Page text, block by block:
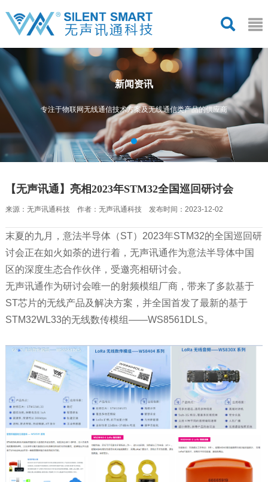
新闻资讯
专注于物联网无线通信技术方案及无线通信类产品的供应商
【无声讯通】亮相2023年STM32全国巡回研讨会
来源：无声讯通科技 作者：无声讯通科技 发布时间：2023-12-02
末夏的九月，意法半导体（ST）2023年STM32的全国巡回研
讨会正在如火如荼的进行着，无声讯通作为意法半导体中国
区的深度生态合作伙伴，受邀亮相研讨会。
无声讯通作为研讨会唯一的射频模组厂商，带来了多款基于
ST芯片的无线产品及解决方案，并全国首发了最新的基于
STM32WL33的无线数传模组——WS8561DLS。